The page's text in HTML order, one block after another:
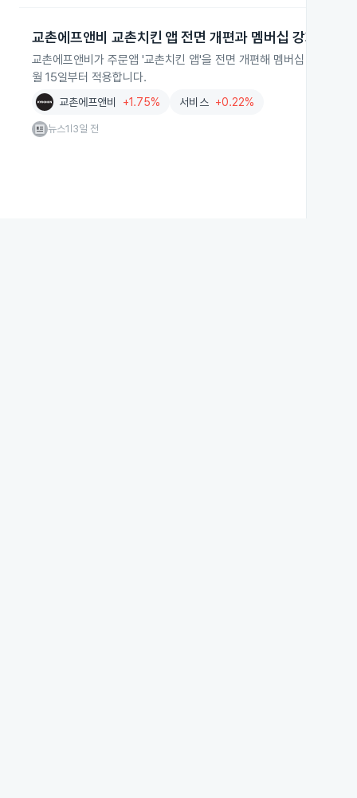
교촌에프앤비 교촌치킨 앱 전면 개편과 멤버십 강화
교촌에프앤비가 주문앱 '교촌치킨 앱'을 전면 개편해 멤버십 혜택과
월 15일부터 적용합니다.
교촌에프앤비 +1.75% 서비스 +0.22%
뉴스1 3일 전